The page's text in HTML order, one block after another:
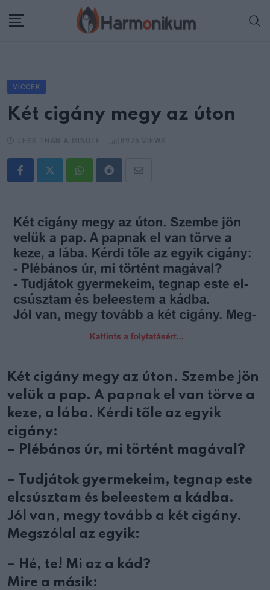
VICCEK
Két cigány megy az úton
WhatsappRedditShare
Két cigány megy az úton. Szembe jön
velük a pap. A papnak el van törve a
keze, a lába. Kérdi tőle az egyik
cigány:
– Plébános úr, mi történt magával?
– Tudjátok gyermekeim, tegnap este
elcsúsztam és beleestem a kádba.
Jól van, megy tovább a két cigány.
Megszólal az egyik:
– Hé, te! Mi az a kád?
Mire a másik: